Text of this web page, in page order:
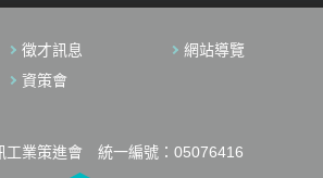
徵才訊息
網站導覽
資策會
工業策進會 統一編號：05076416